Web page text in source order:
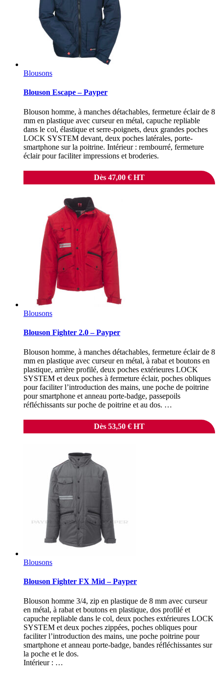
Blousons
Blouson Escape – Payper
Blouson homme, à manches détachables, fermeture éclair de 8
mm en plastique avec curseur en métal, capuche repliable
dans le col, élastique et serre-poignets, deux grandes poches
LOCK SYSTEM devant, deux poches latérales, porte-
smartphone sur la poitrine. Intérieur : rembourré, fermeture
éclair pour faciliter impressions et broderies.
Dès 47,00 € HT
Blousons
Blouson Fighter 2.0 – Payper
Blouson homme, à manches détachables, fermeture éclair de 8
mm en plastique avec curseur en métal, à rabat et boutons en
plastique, arrière profilé, deux poches extérieures LOCK
SYSTEM et deux poches à fermeture éclair, poches obliques
pour faciliter l’introduction des mains, une poche de poitrine
pour smartphone et anneau porte-badge, passepoils
réfléchissants sur poche de poitrine et au dos. …
Dès 53,50 € HT
Blousons
Blouson Fighter FX Mid – Payper
Blouson homme 3/4, zip en plastique de 8 mm avec curseur
en métal, à rabat et boutons en plastique, dos profilé et
capuche repliable dans le col, deux poches extérieures LOCK
SYSTEM et deux poches zippées, poches obliques pour
faciliter l’introduction des mains, une poche poitrine pour
smartphone et anneau porte-badge, bandes réfléchissantes sur
la poche et le dos.
Intérieur : …